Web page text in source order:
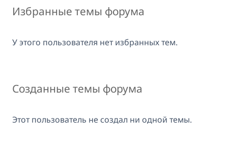
Избранные темы форума
У этого пользователя нет избранных тем.
Созданные темы форума
Этот пользователь не создал ни одной темы.